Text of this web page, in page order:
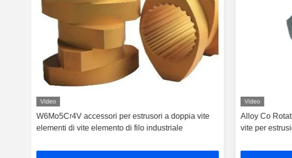
Video
W6Mo5Cr4V accessori per estrusori a doppia vite
elementi di vite elemento di filo industriale
Video
Alloy Co
vite per